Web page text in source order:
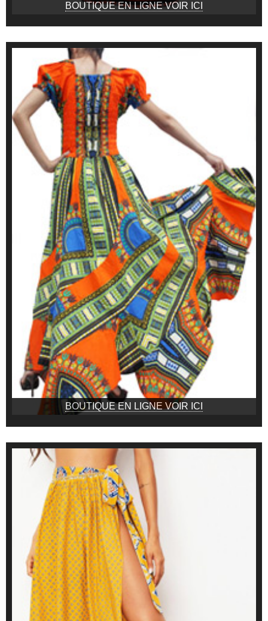
BOUTIQUE EN LIGNE VOIR ICI
BOUTIQUE EN LIGNE VOIR ICI